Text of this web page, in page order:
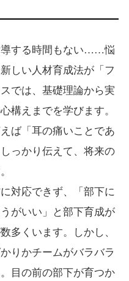
導する時間もない……悩
しい人材育成法が「フ
では、基礎理論から実
構えまでを学びます。
ば「耳の痛いことであ
っかり伝えて、将来の
対応できず、「部下に
がいい」と部下育成が
多くいます。しかし、
りかチームがバラバラ
目の前の部下が育つか